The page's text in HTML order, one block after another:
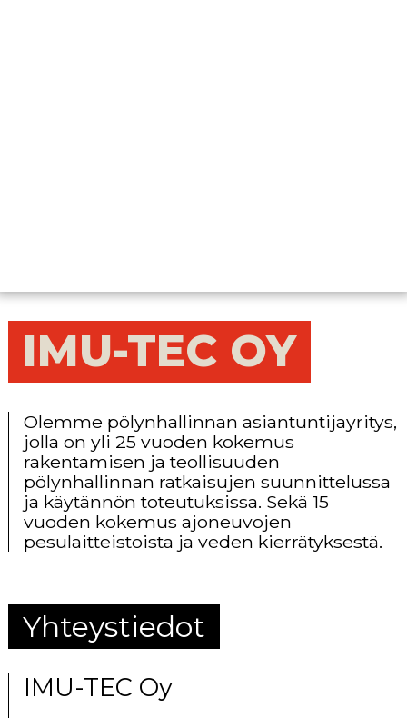
IMU-TEC OY
Olemme pölynhallinnan asiantuntijayritys,
jolla on yli 25 vuoden kokemus
rakentamisen ja teollisuuden
pölynhallinnan ratkaisujen suunnittelussa
ja käytännön toteutuksissa. Sekä 15
vuoden kokemus ajoneuvojen
pesulaitteistoista ja veden kierrätyksestä.
Yhteystiedot
IMU-TEC Oy